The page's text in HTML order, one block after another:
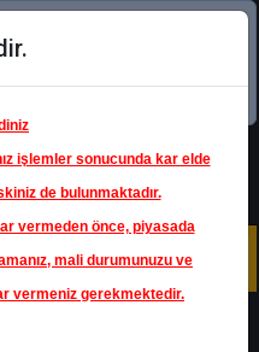
indirin!
işlemler sonucunda kar elde
de bulunmaktadır.
vermeden önce, piyasada
mali durumunuzu ve
vermeniz gerekmektedir.